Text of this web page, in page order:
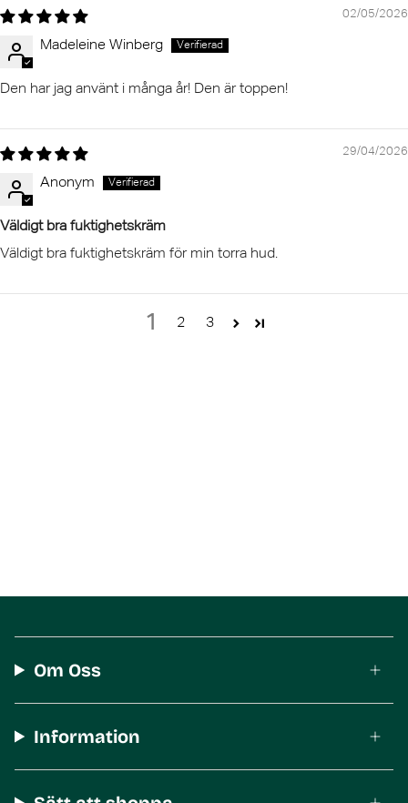
02/05/2026
Madeleine Winberg
Den har jag använt i många år! Den är toppen!
29/04/2026
Anonym
Väldigt bra fuktighetskräm
Väldigt bra fuktighetskräm för min torra hud.
1 2 3
Om Oss
Information